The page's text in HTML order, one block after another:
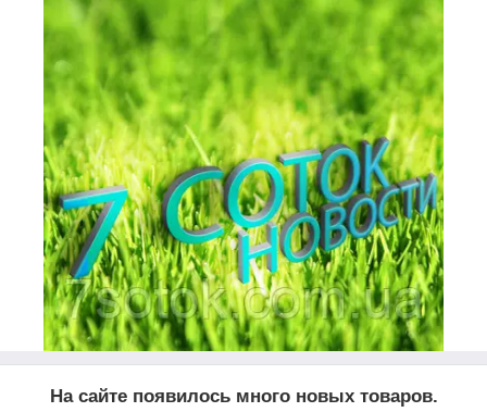
На сайте появилось много новых товаров.